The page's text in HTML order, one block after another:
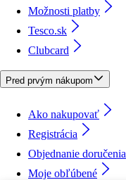
Možnosti platby
Tesco.sk
Clubcard
Pred prvým nákupom
Ako nakupovať
Registrácia
Objednanie doručenia
Moje obľúbené